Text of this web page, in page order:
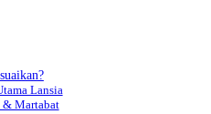
Lansia
& Martabat